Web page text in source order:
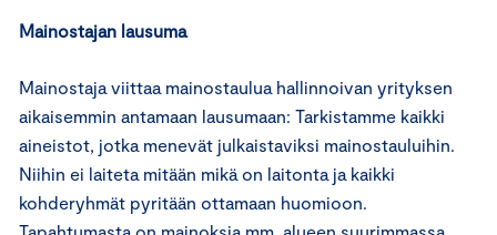
Mainostajan lausuma
Mainostaja viittaa mainostaulua hallinnoivan yrityksen
aikaisemmin antamaan lausumaan: Tarkistamme kaikki
aineistot, jotka menevät julkaistaviksi mainostauluihin.
Niihin ei laiteta mitään mikä on laitonta ja kaikki
kohderyhmät pyritään ottamaan huomioon.